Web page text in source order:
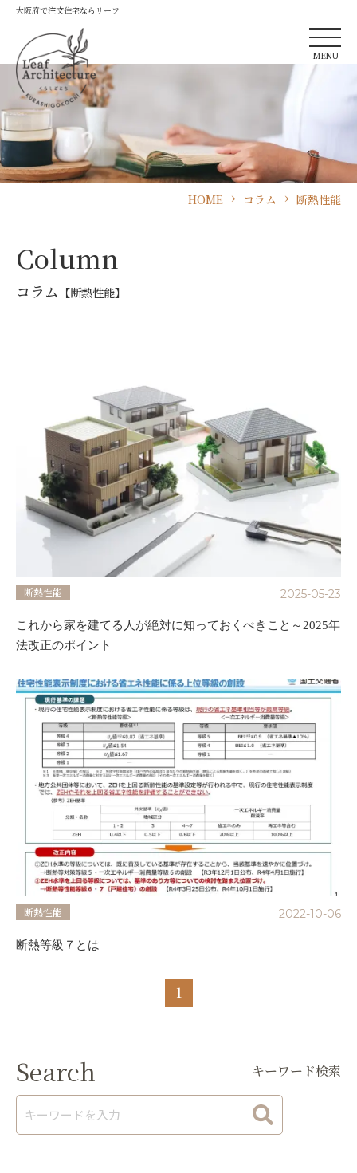
大阪府で注文住宅ならリーフ
MENU
HOME コラム 断熱性能
Column
コラム 【断熱性能】
断熱性能 2025-05-23
これから家を建てる人が絶対に知っておくべきこと～2025年
法改正のポイント
断熱性能 2022-10-06
断熱等級７とは
1
Search キーワード検索